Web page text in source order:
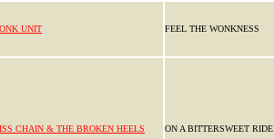
UNIT FEEL THE WONKNESS
CHAIN & THE BROKEN HEELS ON A BITTERSWEET RIDE